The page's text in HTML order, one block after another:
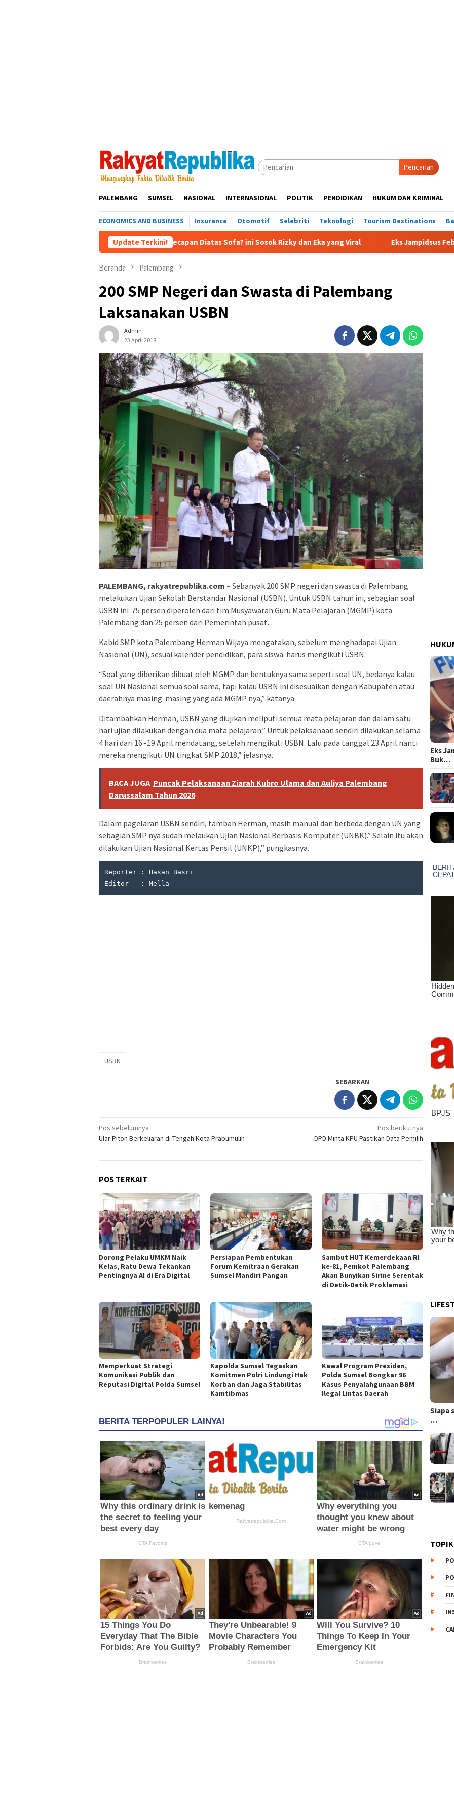
Pencarian
PALEMBANG SUMSEL NASIONAL INTERNASIONAL POLITIK PENDIDIKAN HUKUM DAN KRIMINAL
ECONOMICS AND BUSINESS Insurance Otomotif Selebriti Teknologi Tourism Destinations
Update Terkini!
Prabowo yang Main Kecap-kecapan Diatas Sofa? ini Sosok Rizky dan Eka yang Viral Eks Jampidsus Febrie Adriansyah
Beranda Palembang
200 SMP Negeri dan Swasta di Palembang
Laksanakan USBN
Admin
23 April 2018
PALEMBANG, rakyatrepublika.com – Sebanyak 200 SMP negeri dan swasta di Palembang
melakukan Ujian Sekolah Berstandar Nasional (USBN). Untuk USBN tahun ini, sebagian soal
USBN ini 75 persen diperoleh dari tim Musyawarah Guru Mata Pelajaran (MGMP) kota
Palembang dan 25 persen dari Pemerintah pusat.
Kabid SMP kota Palembang Herman Wijaya mengatakan, sebelum menghadapai Ujian
Nasional (UN), sesuai kalender pendidikan, para siswa harus mengikuti USBN.
“Soal yang diberikan dibuat oleh MGMP dan bentuknya sama seperti soal UN, bedanya kalau
soal UN Nasional semua soal sama, tapi kalau USBN ini disesuaikan dengan Kabupaten atau
daerahnya masing-masing yang ada MGMP nya,” katanya.
Ditambahkan Herman, USBN yang diujikan meliputi semua mata pelajaran dan dalam satu
hari ujian dilakukan dengan dua mata pelajaran.” Untuk pelaksanaan sendiri dilakukan selama
4 hari dari 16 -19 April mendatang, setelah mengikuti USBN. Lalu pada tanggal 23 April nanti
mereka mengikuti UN tingkat SMP 2018,” jelasnya.
BACA JUGA Puncak Pelaksanaan Ziarah Kubro Ulama dan Auliya Palembang
Darussalam Tahun 2026
Dalam pagelaran USBN sendiri, tambah Herman, masih manual dan berbeda dengan UN yang
sebagian SMP nya sudah melaukan Ujian Nasional Berbasis Komputer (UNBK).” Selain itu akan
dilakukan Ujian Nasional Kertas Pensil (UNKP),” pungkasnya.
Reporter : Hasan Basri
Editor   : Mella
USBN
SEBARKAN
Navigasi
pos
Pos sebelumnya
Ular Piton Berkeliaran di Tengah Kota Prabumulih
Pos berikutnya
DPD Minta KPU Pastikan Data Pemilih
POS TERKAIT
Dorong Pelaku UMKM Naik
Kelas, Ratu Dewa Tekankan
Pentingnya AI di Era Digital
Persiapan Pembentukan
Forum Kemitraan Gerakan
Sumsel Mandiri Pangan
Sambut HUT Kemerdekaan RI
ke-81, Pemkot Palembang
Akan Bunyikan Sirine Serentak
di Detik-Detik Proklamasi
Memperkuat Strategi
Komunikasi Publik dan
Reputasi Digital Polda Sumsel
Kapolda Sumsel Tegaskan
Komitmen Polri Lindungi Hak
Korban dan Jaga Stabilitas
Kamtibmas
Kawal Program Presiden,
Polda Sumsel Bongkar 96
Kasus Penyalahgunaan BBM
Ilegal Lintas Daerah
Eks
Buk…
Siapa
…